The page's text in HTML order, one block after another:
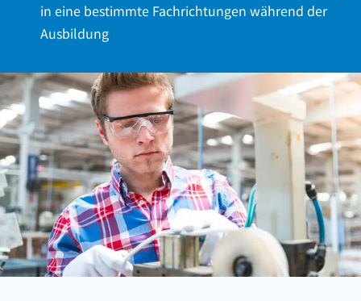
in eine bestimmte Fachrichtungen während der
Ausbildung